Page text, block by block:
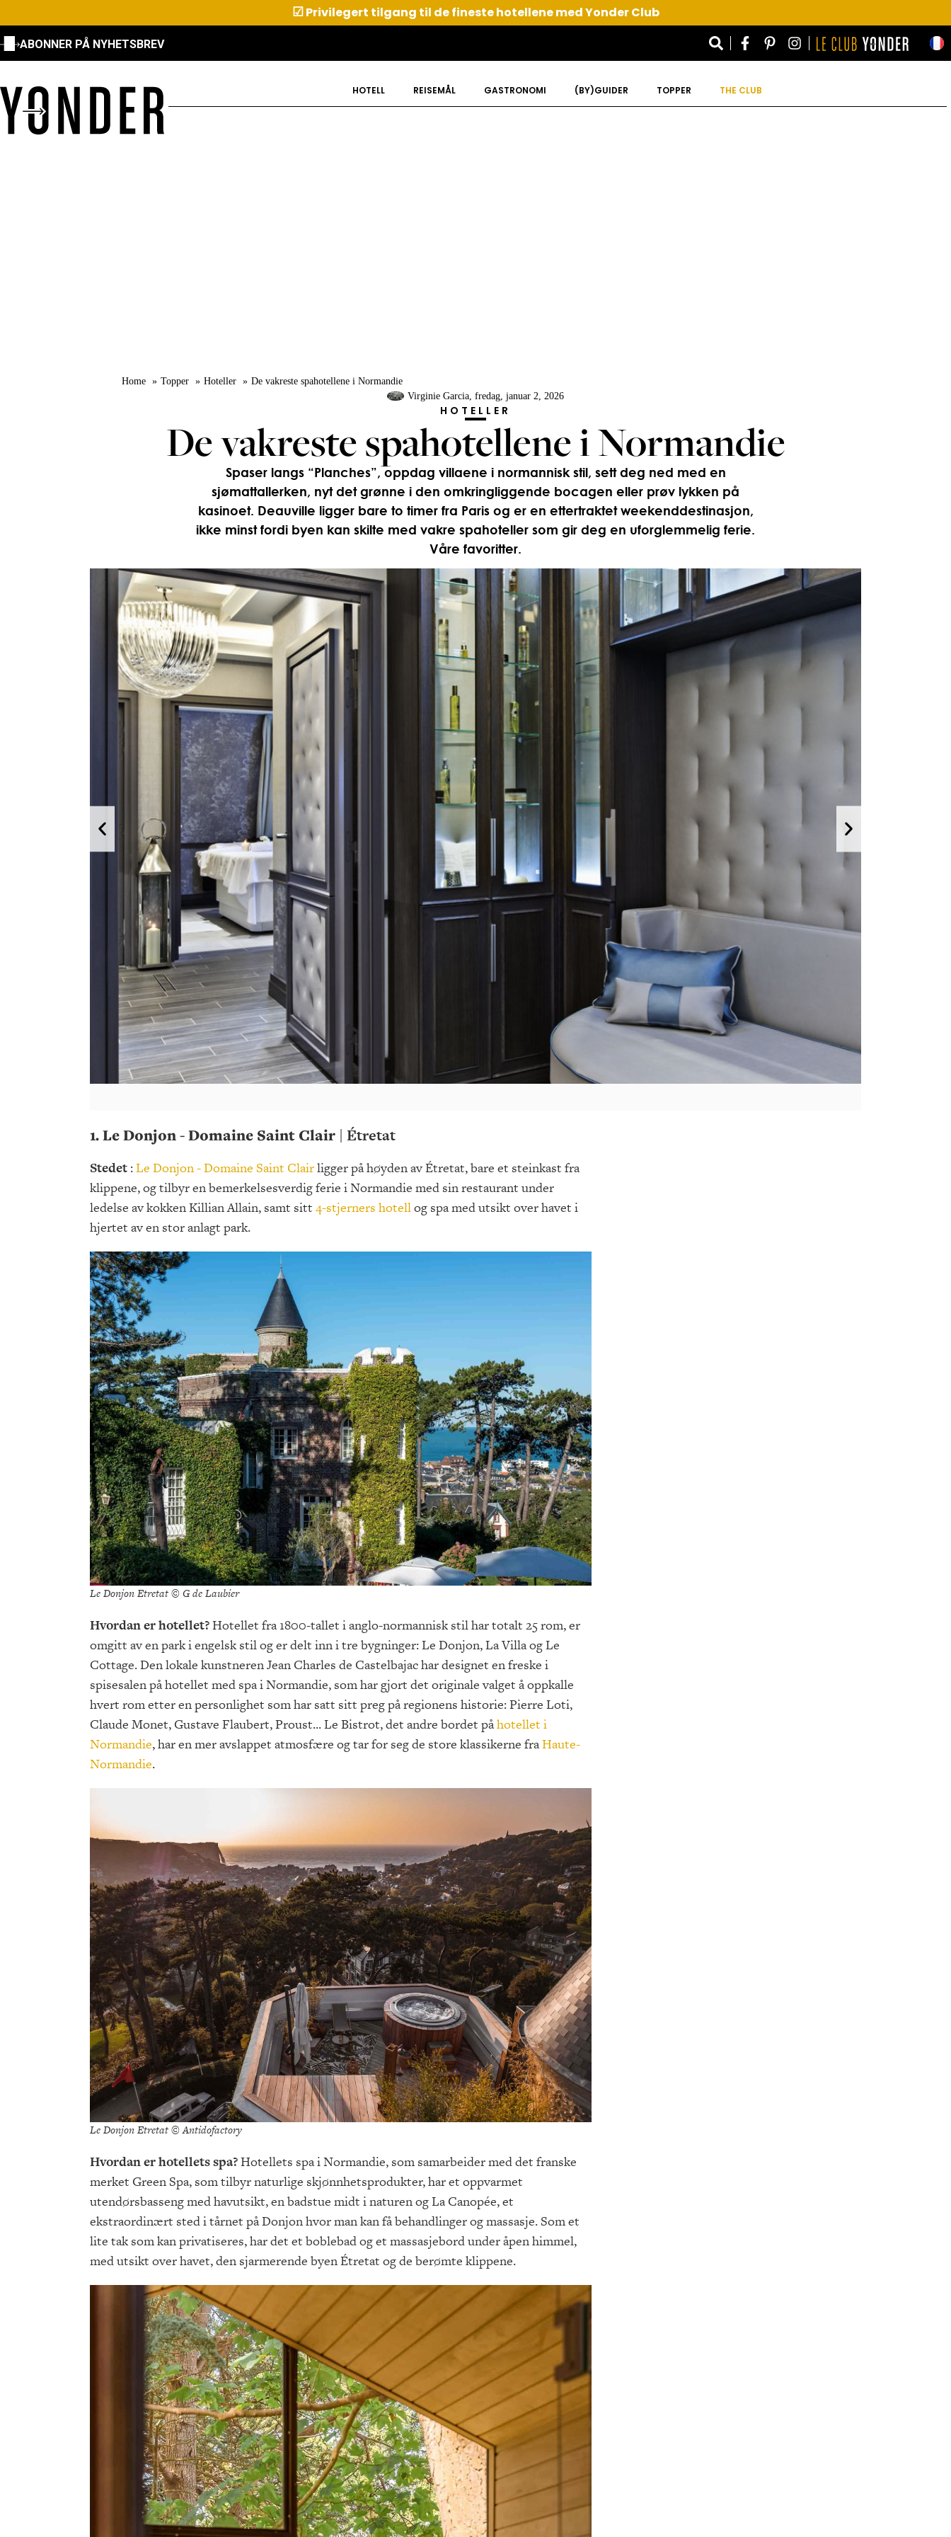
☑Privilegert tilgang til de fineste hotellene med Yonder Club
ABONNER PÅ NYHETSBREV
HOTELL REISEMÅL GASTRONOMI (BY)GUIDER TOPPER THE CLUB
Home Topper Hoteller
De vakreste spahotellene i Normandie
Virginie Garcia, fredag, januar 2, 2026
HOTELLER
De vakreste spahotellene i Normandie
Spaser langs “Planches”, oppdag villaene i normannisk stil, sett deg ned med en
sjømattallerken, nyt det grønne i den omkringliggende bocagen eller prøv lykken på
kasinoet. Deauville ligger bare to timer fra Paris og er en ettertraktet weekenddestinasjon,
ikke minst fordi byen kan skilte med vakre spahoteller som gir deg en uforglemmelig ferie.
Våre favoritter.
1. Le Donjon - Domaine Saint Clair | Étretat
Stedet :Le Donjon - Domaine Saint Clairligger på høyden av Étretat, bare et steinkast fra
klippene, og tilbyr en bemerkelsesverdig ferie i Normandie med sin restaurant under
ledelse av kokken Killian Allain, samt sitt 4-stjerners hotellog spa med utsikt over havet i
hjertet av en stor anlagt park.
Le Donjon Etretat © G de Laubier
Hvordan er hotellet?Hotellet fra 1800-tallet i anglo-normannisk stil har totalt 25 rom, er
omgitt av en park i engelsk stil og er delt inn i tre bygninger: Le Donjon, La Villa og Le
Cottage. Den lokale kunstneren Jean Charles de Castelbajac har designet en freske i
spisesalen på hotellet med spa i Normandie, som har gjort det originale valget å oppkalle
hvert rom etter en personlighet som har satt sitt preg på regionens historie: Pierre Loti,
Claude Monet, Gustave Flaubert, Proust... Le Bistrot, det andre bordet påhotellet i
Normandie, har en mer avslappet atmosfære og tar for seg de store klassikerne fraHaute-
Normandie.
Le Donjon Etretat © Antidofactory
Hvordan er hotellets spa?Hotellets spa i Normandie, som samarbeider med det franske
merket Green Spa, som tilbyr naturlige skjønnhetsprodukter, har et oppvarmet
utendørsbasseng med havutsikt, en badstue midt i naturen og La Canopée, et
ekstraordinært sted i tårnet på Donjon hvor man kan få behandlinger og massasje. Som et
lite tak som kan privatiseres, har det et boblebad og et massasjebord under åpen himmel,
med utsikt over havet, den sjarmerende byen Étretat og de berømte klippene.